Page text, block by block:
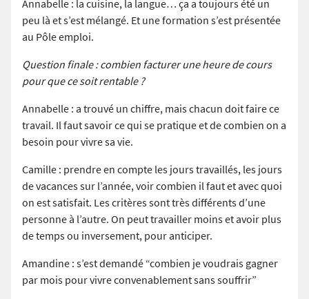
Annabelle : la cuisine, la langue… ça a toujours été un
peu là et s’est mélangé. Et une formation s’est présentée
au Pôle emploi.
Question finale : combien facturer une heure de cours
pour que ce soit rentable ?
Annabelle : a trouvé un chiffre, mais chacun doit faire ce
travail. Il faut savoir ce qui se pratique et de combien on a
besoin pour vivre sa vie.
Camille : prendre en compte les jours travaillés, les jours
de vacances sur l’année, voir combien il faut et avec quoi
on est satisfait. Les critères sont très différents d’une
personne à l’autre. On peut travailler moins et avoir plus
de temps ou inversement, pour anticiper.
Amandine : s’est demandé “combien je voudrais gagner
par mois pour vivre convenablement sans souffrir”